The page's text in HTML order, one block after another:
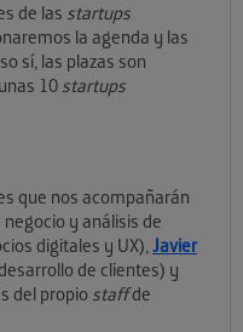
de las startups
la agenda y las
sí, las plazas son
10 startups
que nos acompañarán
y análisis de
digitales y UX),Javier
de clientes) y
del propio staffde